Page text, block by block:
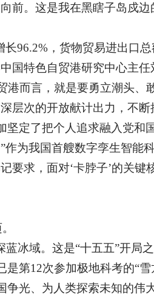
前。这是我在黑瞎子岛戍
96.2%，货物贸易进出口
国特色自贸港研究中心主任
港而言，就是要勇立潮头
层次的开放献计出力，不断
定了把个人追求融入党和
为我国首艘数字孪生智能
求，面对‘卡脖子’的关
冰域。这是“十五五”开局
第12次参加极地科考的“
光、为人类探索未知的伟